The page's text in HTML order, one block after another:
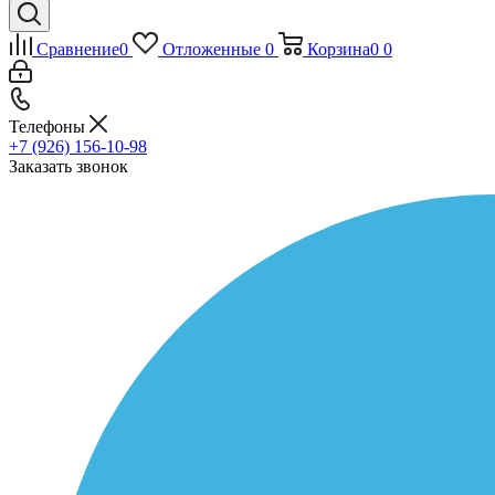
Сравнение0 Отложенные 0 Корзина0 0
Телефоны
+7 (926) 156-10-98
Заказать звонок